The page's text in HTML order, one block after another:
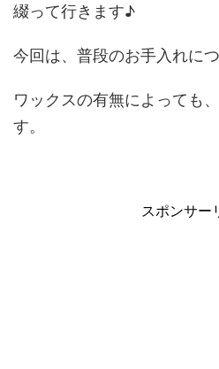
綴って行きます♪
今回は、普段のお手入れに
ワックスの有無によっても
す。
スポンサー